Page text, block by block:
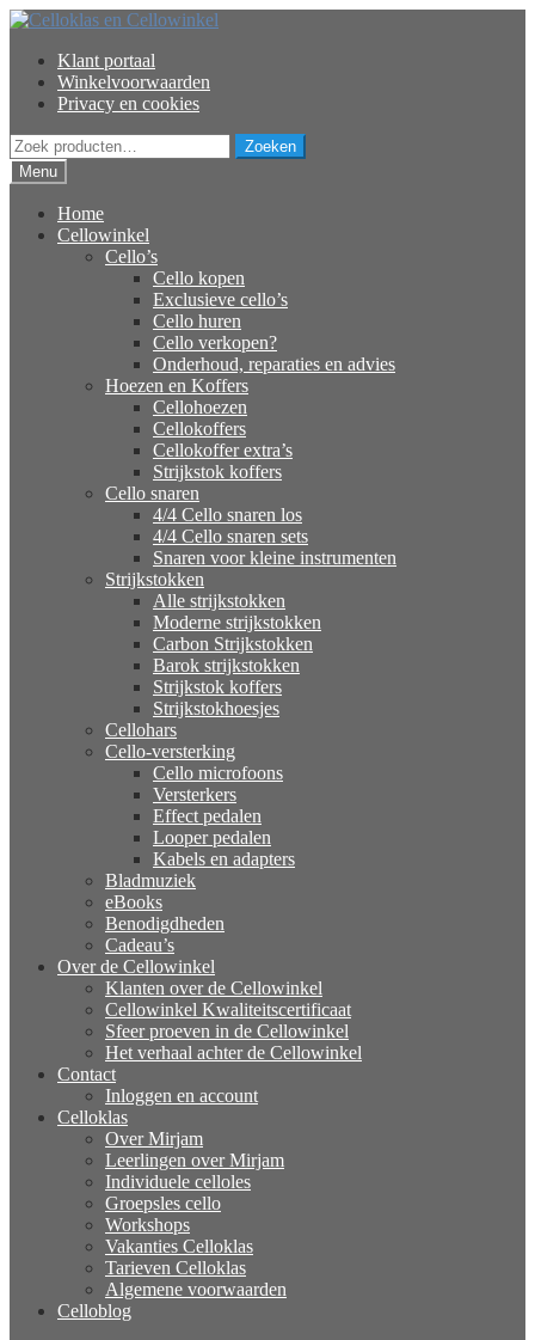
Ga
naar
navigatie
Ga
inhoud
Klant portaal
Winkelvoorwaarden
Privacy en cookies
Zoeken
naar:
Zoeken
Menu
Home
Cellowinkel
Cello’s
Cello kopen
Exclusieve cello’s
Cello huren
Cello verkopen?
Onderhoud, reparaties en advies
Hoezen en Koffers
Cellohoezen
Cellokoffers
Cellokoffer extra’s
Strijkstok koffers
Cello snaren
4/4 Cello snaren los
4/4 Cello snaren sets
Snaren voor kleine instrumenten
Strijkstokken
Alle strijkstokken
Moderne strijkstokken
Carbon Strijkstokken
Barok strijkstokken
Strijkstok koffers
Strijkstokhoesjes
Cellohars
Cello-versterking
Cello microfoons
Versterkers
Effect pedalen
Looper pedalen
Kabels en adapters
Bladmuziek
eBooks
Benodigdheden
Cadeau’s
Over de Cellowinkel
Klanten over de Cellowinkel
Cellowinkel Kwaliteitscertificaat
Sfeer proeven in de Cellowinkel
Het verhaal achter de Cellowinkel
Contact
Inloggen en account
Celloklas
Over Mirjam
Leerlingen over Mirjam
Individuele celloles
Groepsles cello
Workshops
Vakanties Celloklas
Tarieven Celloklas
Algemene voorwaarden
Celloblog